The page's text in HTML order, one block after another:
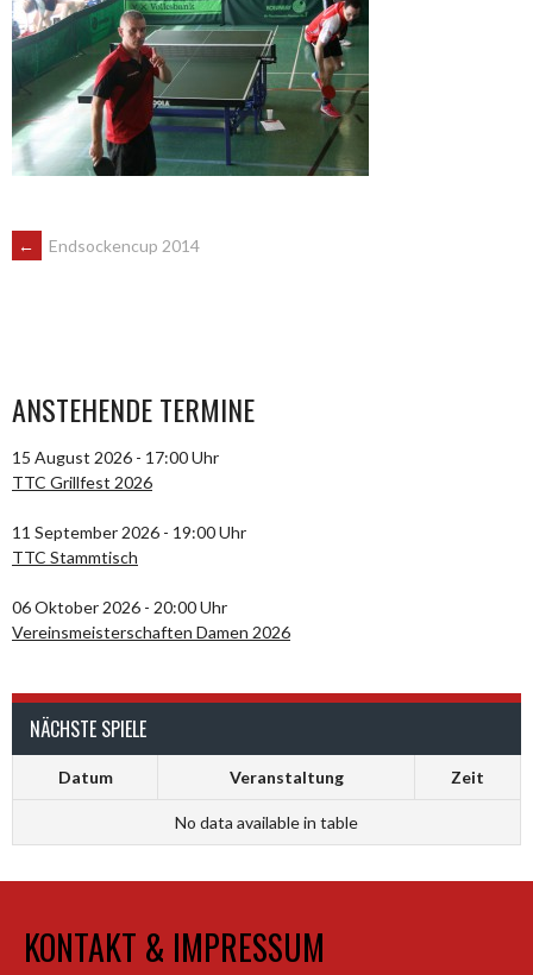
ARTIKEL-
← Endsockencup 2014
ANSTEHENDE TERMINE
15 August 2026 - 17:00 Uhr
TTC Grillfest 2026
11 September 2026 - 19:00 Uhr
TTC Stammtisch
06 Oktober 2026 - 20:00 Uhr
Vereinsmeisterschaften Damen 2026
NÄCHSTE SPIELE
Datum Veranstaltung Zeit
No data available in table
KONTAKT & IMPRESSUM